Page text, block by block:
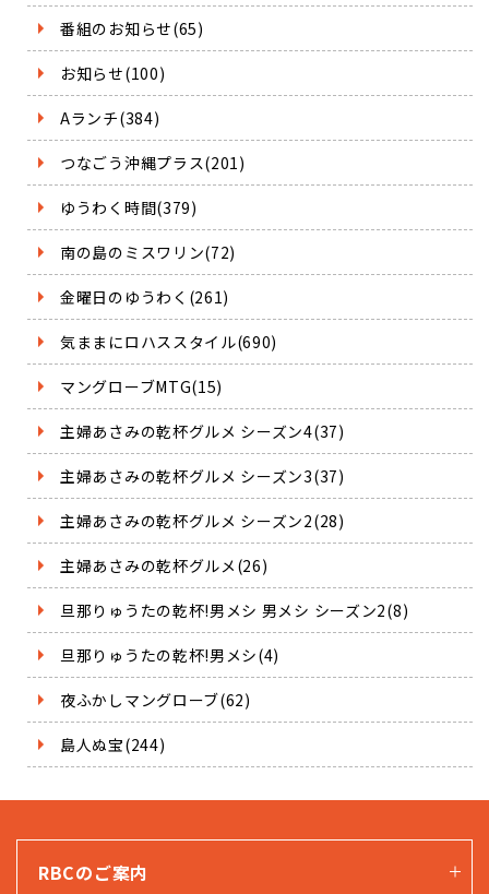
番組のお知らせ(65)
お知らせ(100)
Aランチ(384)
つなごう沖縄プラス(201)
ゆうわく時間(379)
南の島のミスワリン(72)
金曜日のゆうわく(261)
気ままにロハススタイル(690)
マングローブMTG(15)
主婦あさみの乾杯グルメ シーズン4(37)
主婦あさみの乾杯グルメ シーズン3(37)
主婦あさみの乾杯グルメ シーズン2(28)
主婦あさみの乾杯グルメ(26)
旦那りゅうたの乾杯!男メシ 男メシ シーズン2(8)
旦那りゅうたの乾杯!男メシ(4)
夜ふかしマングローブ(62)
島人ぬ宝(244)
RBCのご案内